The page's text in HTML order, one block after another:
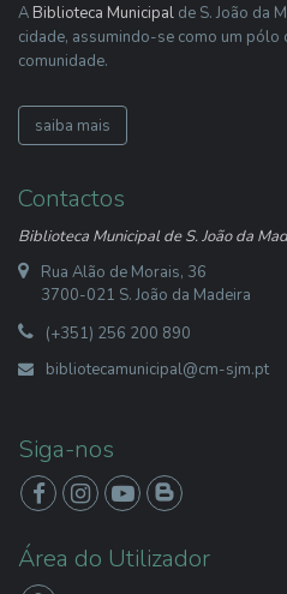
A Biblioteca Municipal de S. João da
cidade, assumindo-se como um pólo
comunidade.
saiba mais
Contactos
Biblioteca Municipal de S. João da
Rua Alão de Morais, 36
3700-021 S. João da Madeira
(+351) 256 200 890
bibliotecamunicipal@cm-sjm.pt
Siga-nos
Área do Utilizador